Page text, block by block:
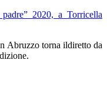
Abruzzo torna ildiretto da